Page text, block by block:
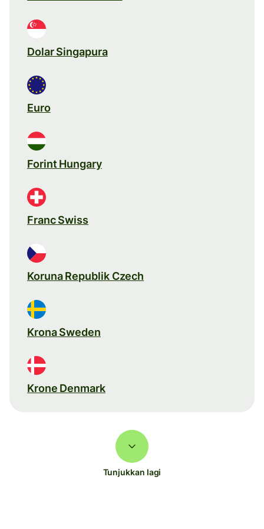
Dolar Singapura
Euro
Forint Hungary
Franc Swiss
Koruna Republik Czech
Krona Sweden
Krone Denmark
Tunjukkan lagi